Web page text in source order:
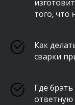
того, что
Как
сварки
Где
ответную